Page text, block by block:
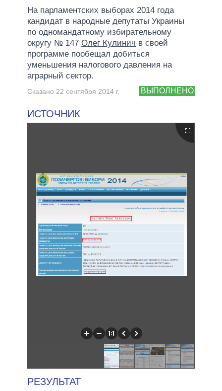
На парламентских выборах 2014 года
кандидат в народные депутаты Украины
по одномандатному избирательному
округу № 147 Олег Кулинич в своей
программе пообещал добиться
уменьшения налогового давления на
аграрный сектор.
ВЫПОЛНЕНО
Сказано 22 сентября 2014 г.
ИСТОЧНИК
РЕЗУЛЬТАТ